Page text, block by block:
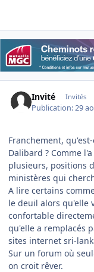
Invité Invités
Publication:29
Franchement,
Dalibard ? Comme
plusieurs, positions
ministères qui
A lire certains
le deuil alors qu'elle
confortable
qu'elle a remplacés
sites internet sri-
Sur un forum où
on croit rêver.